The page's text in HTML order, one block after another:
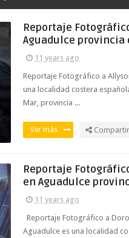
Reportaje
Aguadulce provincia
11 years ago
Reportaje Fotográfico a
una localidad costera
Mar, provincia ...
Ver más Compartir
Reportaje
en Aguadulce
11 years ago
Reportaje Fotográfico a
Aguadulce es una localidad